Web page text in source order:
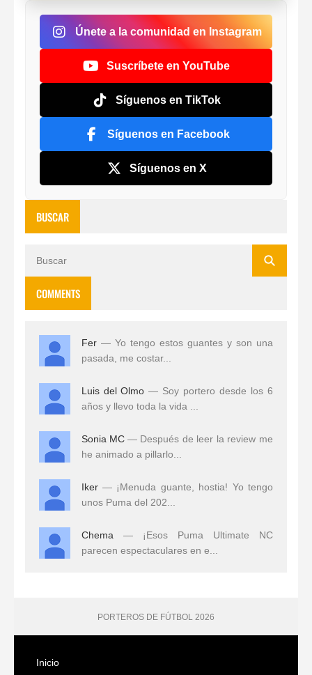
Únete a la comunidad en Instagram
Suscríbete en YouTube
Síguenos en TikTok
Síguenos en Facebook
Síguenos en X
BUSCAR
COMMENTS
Fer — Yo tengo estos guantes y son una
pasada, me costar...
Luis del Olmo — Soy portero desde los 6
años y llevo toda la vida ...
Sonia MC — Después de leer la review me
he animado a pillarlo...
Iker — ¡Menuda guante, hostia! Yo tengo
unos Puma del 202...
Chema — ¡Esos Puma Ultimate NC
parecen espectaculares en e...
PORTEROS DE FÚTBOL 2026
Inicio